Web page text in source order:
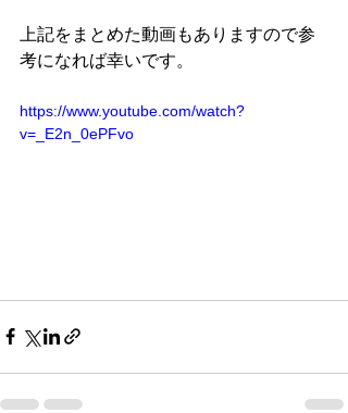
上記をまとめた動画もありますので参
考になれば幸いです。
https://www.youtube.com/watch?
v=_E2n_0ePFvo